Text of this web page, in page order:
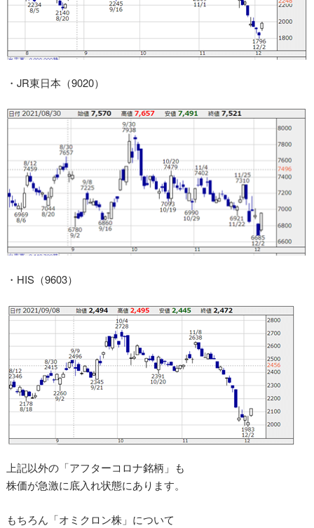
・JR東日本（9020）
・HIS（9603）
上記以外の「アフターコロナ銘柄」も
株価が急激に底入れ状態にあります。
もちろん「オミクロン株」について